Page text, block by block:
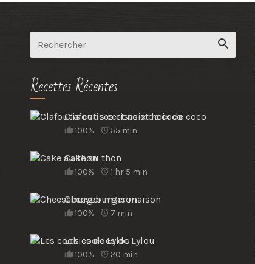
Recettes Récentes
Clafoutis cerises et noix de coco
100% 55 min
Cake au thon
100% 1 hr 5 min
Cheeseburger maison
100% 7 min
Les cookies de Lylou
100% 20 min